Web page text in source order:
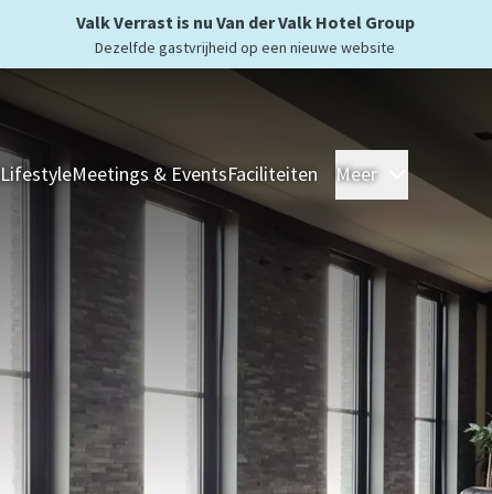
Valk Verrast is nu Van der Valk Hotel Group
Dezelfde gastvrijheid op een nieuwe website
LifestyleMeetings & EventsFaciliteiten Meer Hotels